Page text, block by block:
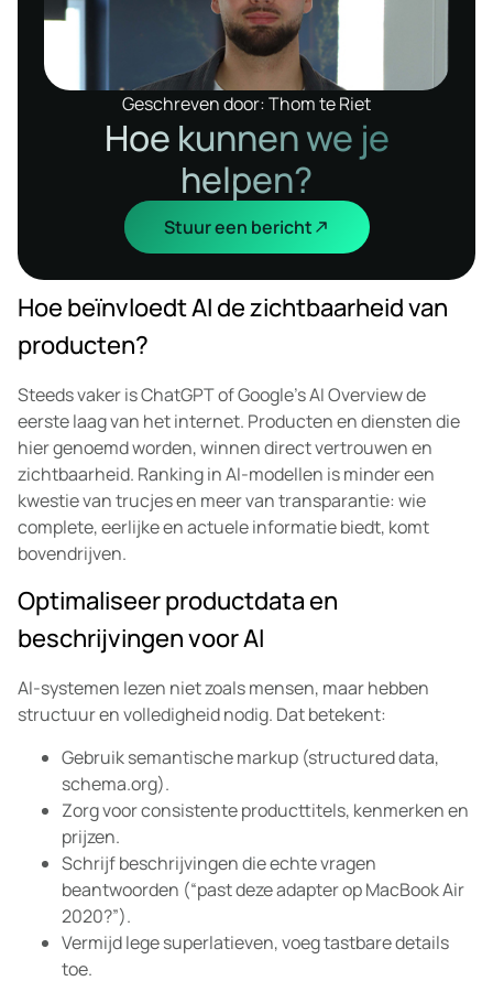
Geschreven door: Thom te Riet
Hoe kunnen we je
helpen?
Stuur een bericht
Hoe beïnvloedt AI de zichtbaarheid van
producten?
Steeds vaker is ChatGPT of Google’s AI Overview de
eerste laag van het internet. Producten en diensten die
hier genoemd worden, winnen direct vertrouwen en
zichtbaarheid. Ranking in AI-modellen is minder een
kwestie van trucjes en meer van transparantie: wie
complete, eerlijke en actuele informatie biedt, komt
bovendrijven.
Optimaliseer productdata en
beschrijvingen voor AI
AI-systemen lezen niet zoals mensen, maar hebben
structuur en volledigheid nodig. Dat betekent:
Gebruik semantische markup (structured data,
schema.org).
Zorg voor consistente producttitels, kenmerken en
prijzen.
Schrijf beschrijvingen die echte vragen
beantwoorden (“past deze adapter op MacBook Air
2020?”).
Vermijd lege superlatieven, voeg tastbare details
toe.